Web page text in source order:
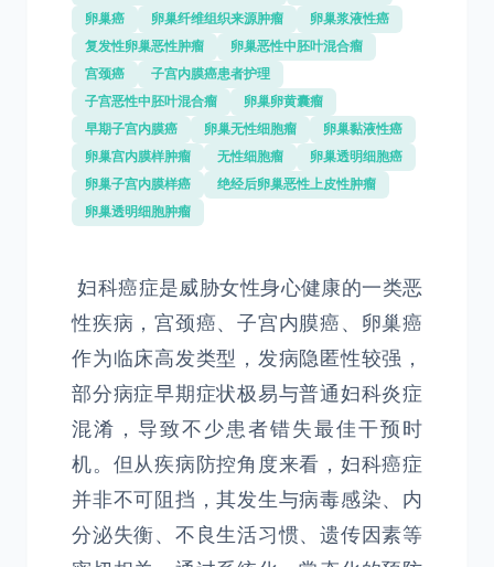
卵巢癌
卵巢纤维组织来源肿瘤
卵巢浆液性癌
复发性卵巢恶性肿瘤
卵巢恶性中胚叶混合瘤
宫颈癌
子宫内膜癌患者护理
子宫恶性中胚叶混合瘤
卵巢卵黄囊瘤
早期子宫内膜癌
卵巢无性细胞瘤
卵巢黏液性癌
卵巢宫内膜样肿瘤
无性细胞瘤
卵巢透明细胞癌
卵巢子宫内膜样癌
绝经后卵巢恶性上皮性肿瘤
卵巢透明细胞肿瘤
妇科癌症是威胁女性身心健康的一类恶
性疾病，宫颈癌、子宫内膜癌、卵巢癌
作为临床高发类型，发病隐匿性较强，
部分病症早期症状极易与普通妇科炎症
混淆，导致不少患者错失最佳干预时
机。但从疾病防控角度来看，妇科癌症
并非不可阻挡，其发生与病毒感染、内
分泌失衡、不良生活习惯、遗传因素等